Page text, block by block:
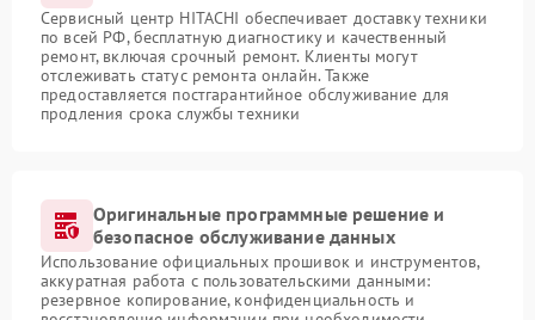
Сервисный центр HITACHI обеспечивает доставку техники
по всей РФ, бесплатную диагностику и качественный
ремонт, включая срочный ремонт. Клиенты могут
отслеживать статус ремонта онлайн. Также
предоставляется постгарантийное обслуживание для
продления срока службы техники
Оригинальные программные решение и
безопасное обслуживание данных
Использование официальных прошивок и инструментов,
аккуратная работа с пользовательскими данными:
резервное копирование, конфиденциальность и